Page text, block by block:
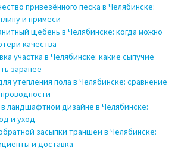
привезённого песка в Челябинске:
и примеси
щебень в Челябинске: когда можно
качества
участка в Челябинске: какие сыпучие
заранее
утепления пола в Челябинске: сравнение
ландшафтном дизайне в Челябинске:
и уход
засыпки траншеи в Челябинске:
и доставка